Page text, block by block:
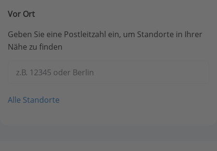
Vor Ort
Geben Sie eine Postleitzahl ein, um Standorte in Ihrer
Nähe zu finden
z.B. 12345 oder Berlin
Alle Standorte